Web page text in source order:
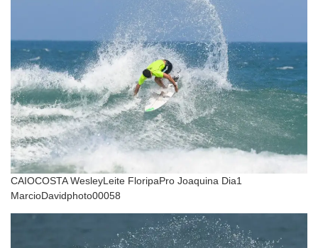
CAIOCOSTA WesleyLeite FloripaPro Joaquina Dia1
MarcioDavidphoto00058